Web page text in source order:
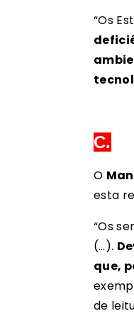
“Os
C.
O
esta
“Os
(…).
que,
de